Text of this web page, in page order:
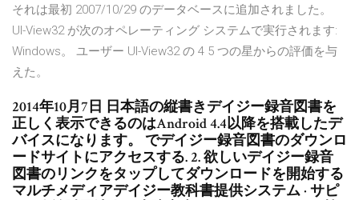
それは最初 2007/10/29 のデータベースに追加されました。
UI-View32 が次のオペレーティング システムで実行されます:
Windows。 ユーザー UI-View32 の 4 5 つの星からの評価を与
えた。
2014年10月7日 日本語の縦書きデイジー録音図書を
正しく表示できるのはAndroid 4.4以降を搭載したデ
バイスになります。 でデイジー録音図書のダウンロ
ードサイトにアクセスする. 2. 欲しいデイジー録音
図書のリンクをタップしてダウンロードを開始する
マルチメディアデイジー教科書提供システム · サピ